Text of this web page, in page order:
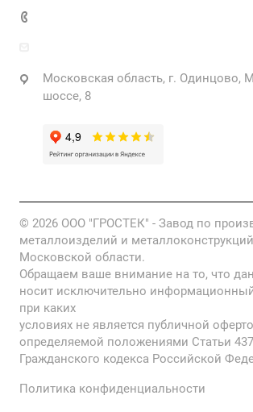
Московская область, г. Одинцово,
шоссе, 8
© 2026 ООО "ГРОСТЕК" - Завод по
металлоизделий и
Московской области.
Обращаем ваше внимание на то, что
носит исключительно информационный
при каких
условиях не является публичной
определяемой положениями Статьи
Гражданского кодекса Российской
Политика конфиденциальности